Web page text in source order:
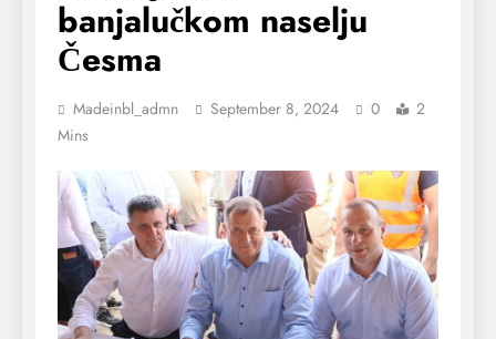
banjalučkom naselju
Česma
Madeinbl_admn September 8, 2024 0
2
Mins